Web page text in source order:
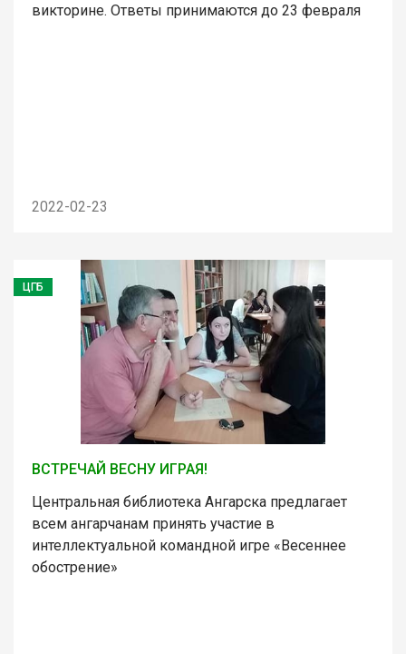
викторине. Ответы принимаются до 23 февраля
2022-02-23
ЦГБ
ВСТРЕЧАЙ ВЕСНУ ИГРАЯ!
Центральная библиотека Ангарска предлагает
всем ангарчанам принять участие в
интеллектуальной командной игре «Весеннее
обострение»